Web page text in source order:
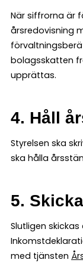
När siffrorna är
årsredovisning
bolagsskatten
upprättas.
4. Håll
Styrelsen ska
ska hålla
5.
Slutligen
med tjänsten